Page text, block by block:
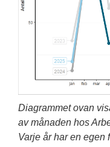
Diagrammet ovan
av månaden hos
Varje år har en egen